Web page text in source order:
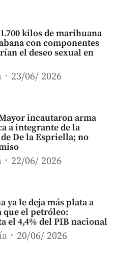
kilos de marihuana
con componentes
el deseo sexual en
23/06/ 2026
incautaron arma
a integrante de la
De la Espriella; no
22/06/ 2026
ya le deja más plata a
que el petróleo:
el 4,4% del PIB nacional
20/06/ 2026